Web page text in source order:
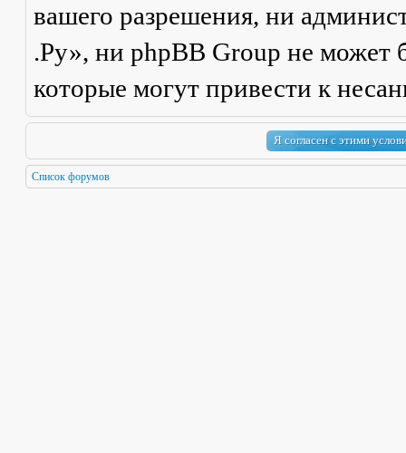
вашего разрешения, ни
.Ру», ни phpBB Group не может
которые могут привести к
Список форумов